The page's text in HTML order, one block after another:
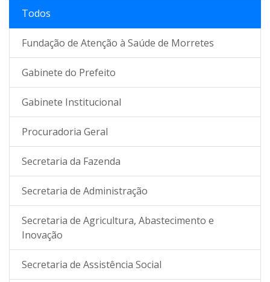
Todos
Fundação de Atenção à Saúde de Morretes
Gabinete do Prefeito
Gabinete Institucional
Procuradoria Geral
Secretaria da Fazenda
Secretaria de Administração
Secretaria de Agricultura, Abastecimento e
Inovação
Secretaria de Assistência Social